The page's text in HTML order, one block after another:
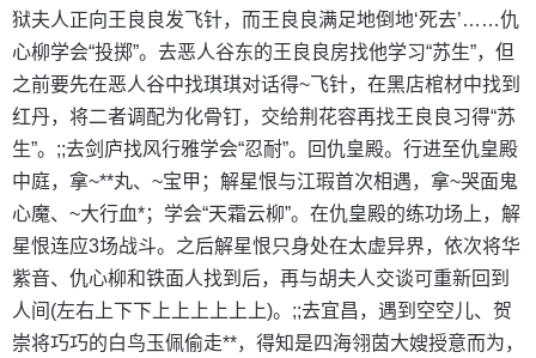
狱夫人正向王良良发飞针，而王良良满足地倒地‘死去’……仇
心柳学会“投掷”。去恶人谷东的王良良房找他学习“苏生”，但
之前要先在恶人谷中找琪琪对话得~飞针，在黑店棺材中找到
红丹，将二者调配为化骨钉，交给荆花容再找王良良习得“苏
生”。;;去剑庐找风行雅学会“忍耐”。回仇皇殿。行进至仇皇殿
中庭，拿~**丸、~宝甲；解星恨与江瑕首次相遇，拿~哭面鬼
心魔、~大行血*；学会“天霜云柳”。在仇皇殿的练功场上，解
星恨连应3场战斗。之后解星恨只身处在太虚异界，依次将华
紫音、仇心柳和铁面人找到后，再与胡夫人交谈可重新回到
人间(左右上下下上上上上上上)。;;去宜昌，遇到空空儿、贺
崇将巧巧的白鸟玉佩偷走**，得知是四海翎茵大嫂授意而为，